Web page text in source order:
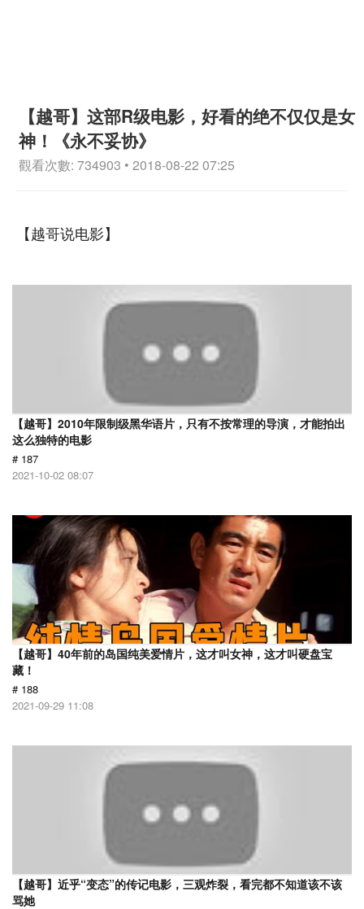
【越哥】这部R级电影，好看的绝不仅仅是女
神！《永不妥协》
觀看次數: 734903 • 2018-08-22 07:25
【越哥说电影】
【越哥】2010年限制级黑华语片，只有不按常理的导演，才能拍出
这么独特的电影
# 187
2021-10-02 08:07
【越哥】40年前的岛国纯美爱情片，这才叫女神，这才叫硬盘宝
藏！
# 188
2021-09-29 11:08
【越哥】近乎“变态”的传记电影，三观炸裂，看完都不知道该不该
骂她